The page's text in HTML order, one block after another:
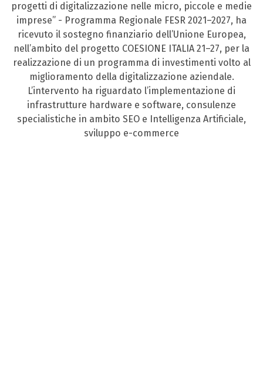
progetti di digitalizzazione nelle micro, piccole e medie
imprese” - Programma Regionale FESR 2021–2027, ha
ricevuto il sostegno finanziario dell’Unione Europea,
nell’ambito del progetto COESIONE ITALIA 21–27, per la
realizzazione di un programma di investimenti volto al
miglioramento della digitalizzazione aziendale.
L’intervento ha riguardato l’implementazione di
infrastrutture hardware e software, consulenze
specialistiche in ambito SEO e Intelligenza Artificiale,
sviluppo e-commerce